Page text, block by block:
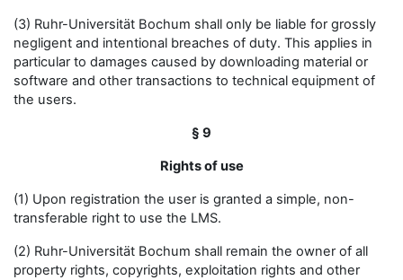
(3) Ruhr-Universität Bochum shall only be liable for grossly
negligent and intentional breaches of duty. This applies in
particular to damages caused by downloading material or
software and other transactions to technical equipment of
the users.
§ 9
Rights of use
(1) Upon registration the user is granted a simple, non-
transferable right to use the LMS.
(2) Ruhr-Universität Bochum shall remain the owner of all
property rights, copyrights, exploitation rights and other